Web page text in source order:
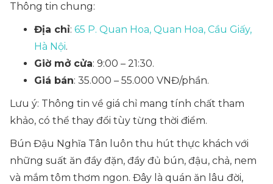
Thông tin chung:
Địa chỉ: 65 P. Quan Hoa, Quan Hoa, Cầu Giấy,
Hà Nội.
Giờ mở cửa: 9:00 – 21:30.
Giá bán: 35.000 – 55.000 VNĐ/phần.
Lưu ý: Thông tin về giá chỉ mang tính chất tham
khảo, có thể thay đổi tùy từng thời điểm.
Bún Đậu Nghĩa Tân luôn thu hút thực khách với
những suất ăn đầy đặn, đầy đủ bún, đậu, chả, nem
và mắm tôm thơm ngon. Đây là quán ăn lâu đời,